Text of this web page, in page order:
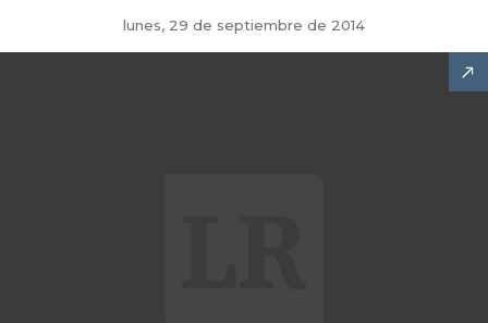
lunes, 29 de septiembre de 2014